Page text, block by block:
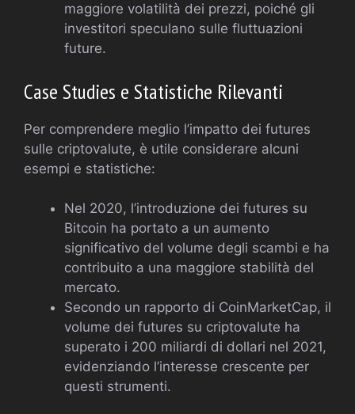
maggiore volatilità dei prezzi, poiché gli
investitori speculano sulle fluttuazioni
future.
Case Studies e Statistiche Rilevanti
Per comprendere meglio l’impatto dei futures
sulle criptovalute, è utile considerare alcuni
esempi e statistiche:
Nel 2020, l’introduzione dei futures su
Bitcoin ha portato a un aumento
significativo del volume degli scambi e ha
contribuito a una maggiore stabilità del
mercato.
Secondo un rapporto di CoinMarketCap, il
volume dei futures su criptovalute ha
superato i 200 miliardi di dollari nel 2021,
evidenziando l’interesse crescente per
questi strumenti.